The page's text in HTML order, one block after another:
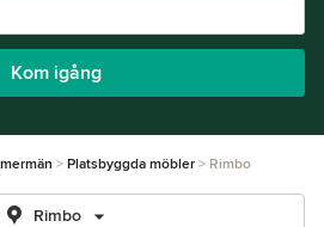
Kom igång
Platsbyggda möbler Rimbo
Rimbo